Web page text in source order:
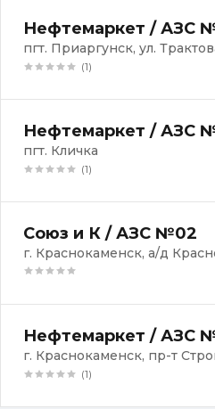
Нефтемаркет / АЗС
пгт. Приаргунск, ул.
(1)
Нефтемаркет / АЗС
пгт. Кличка
(1)
Союз и К / АЗС №02
г. Краснокаменск, а/д
Нефтемаркет / АЗС
г. Краснокаменск, пр-т
(1)